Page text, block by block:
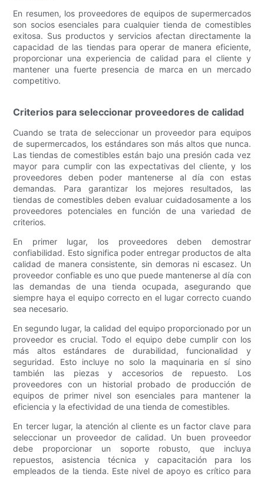
En resumen, los proveedores de equipos de supermercados
son socios esenciales para cualquier tienda de comestibles
exitosa. Sus productos y servicios afectan directamente la
capacidad de las tiendas para operar de manera eficiente,
proporcionar una experiencia de calidad para el cliente y
mantener una fuerte presencia de marca en un mercado
competitivo.
Criterios para seleccionar proveedores de calidad
Cuando se trata de seleccionar un proveedor para equipos
de supermercados, los estándares son más altos que nunca.
Las tiendas de comestibles están bajo una presión cada vez
mayor para cumplir con las expectativas del cliente, y los
proveedores deben poder mantenerse al día con estas
demandas. Para garantizar los mejores resultados, las
tiendas de comestibles deben evaluar cuidadosamente a los
proveedores potenciales en función de una variedad de
criterios.
En primer lugar, los proveedores deben demostrar
confiabilidad. Esto significa poder entregar productos de alta
calidad de manera consistente, sin demoras ni escasez. Un
proveedor confiable es uno que puede mantenerse al día con
las demandas de una tienda ocupada, asegurando que
siempre haya el equipo correcto en el lugar correcto cuando
sea necesario.
En segundo lugar, la calidad del equipo proporcionado por un
proveedor es crucial. Todo el equipo debe cumplir con los
más altos estándares de durabilidad, funcionalidad y
seguridad. Esto incluye no solo la maquinaria en sí sino
también las piezas y accesorios de repuesto. Los
proveedores con un historial probado de producción de
equipos de primer nivel son esenciales para mantener la
eficiencia y la efectividad de una tienda de comestibles.
En tercer lugar, la atención al cliente es un factor clave para
seleccionar un proveedor de calidad. Un buen proveedor
debe proporcionar un soporte robusto, que incluya
repuestos, asistencia técnica y capacitación para los
empleados de la tienda. Este nivel de apoyo es crítico para